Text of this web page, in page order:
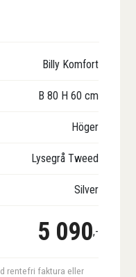
Billy Komfort
B80 H60 cm
Höger
Lysegrå Tweed
Silver
5 090,-
rentefri faktura eller